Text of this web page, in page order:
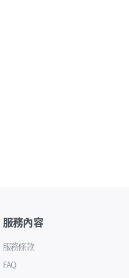
服務內容
服務條款
FAQ